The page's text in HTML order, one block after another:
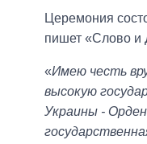
Церемония
пишет «Слово и
«Имею честь
высокую
Украины -